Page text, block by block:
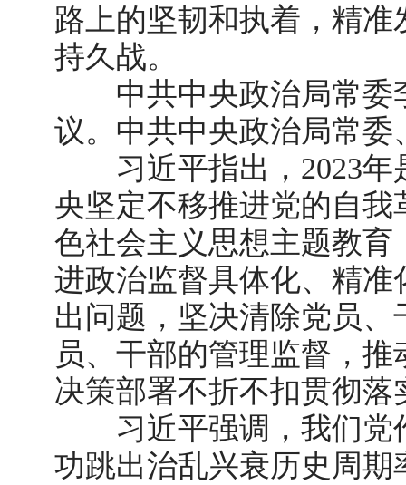
路上的坚韧和执着，精
持久战。
中共中央政治局常委
议。中共中央政治局常
习近平指出， 2023
央坚定不移推进党的自
色社会主义思想主题教
进政治监督具体化、精
出问题，坚决清除党员
员、干部的管理监督，
决策部署不折不扣贯彻
习近平强调，我们党
功跳出治乱兴衰历史周